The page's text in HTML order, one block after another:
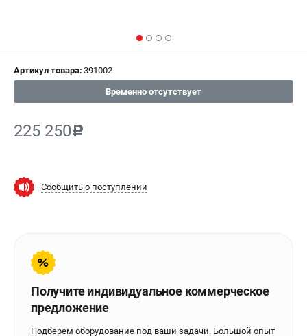
ИЗБРАННОЕ ( 0 )
ПОДДЕРЖКА
ИНФОРМАЦИЯ
О компании
О бренде
Юридическим лицам
Артикул товара: 391002
Временно отсутствует
225 250c
Сообщить о поступлении
Получите индивидуальное коммерческое
предложение
Подберем оборудование под ваши задачи. Большой опыт